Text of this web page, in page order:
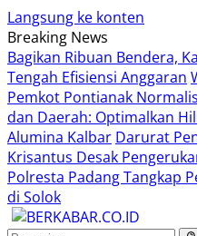
Langsung ke konten
Breaking News
Bagikan Ribuan Bendera,
Tengah Efisiensi Anggaran
Pemkot Pontianak
dan Daerah: Optimalkan
Alumina Kalbar Darurat
Krisantus Desak
Polresta Padang Tangkap
di Solok